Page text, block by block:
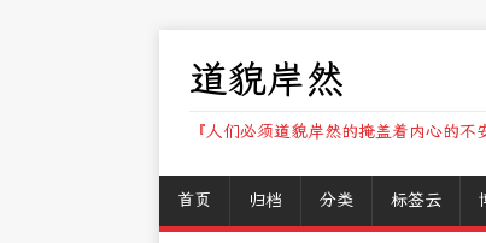
道貌岸然
『人们必须道貌岸然的掩盖着内心的
首页 归档 分类 标签云